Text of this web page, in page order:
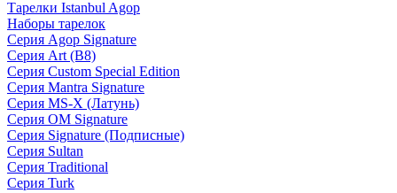
Тарелки Istanbul Agop
Наборы тарелок
Серия Agop Signature
Серия Art (B8)
Серия Custom Special Edition
Серия Mantra Signature
Серия MS-X (Латунь)
Серия OM Signature
Серия Signature (Подписные)
Серия Sultan
Серия Traditional
Серия Turk